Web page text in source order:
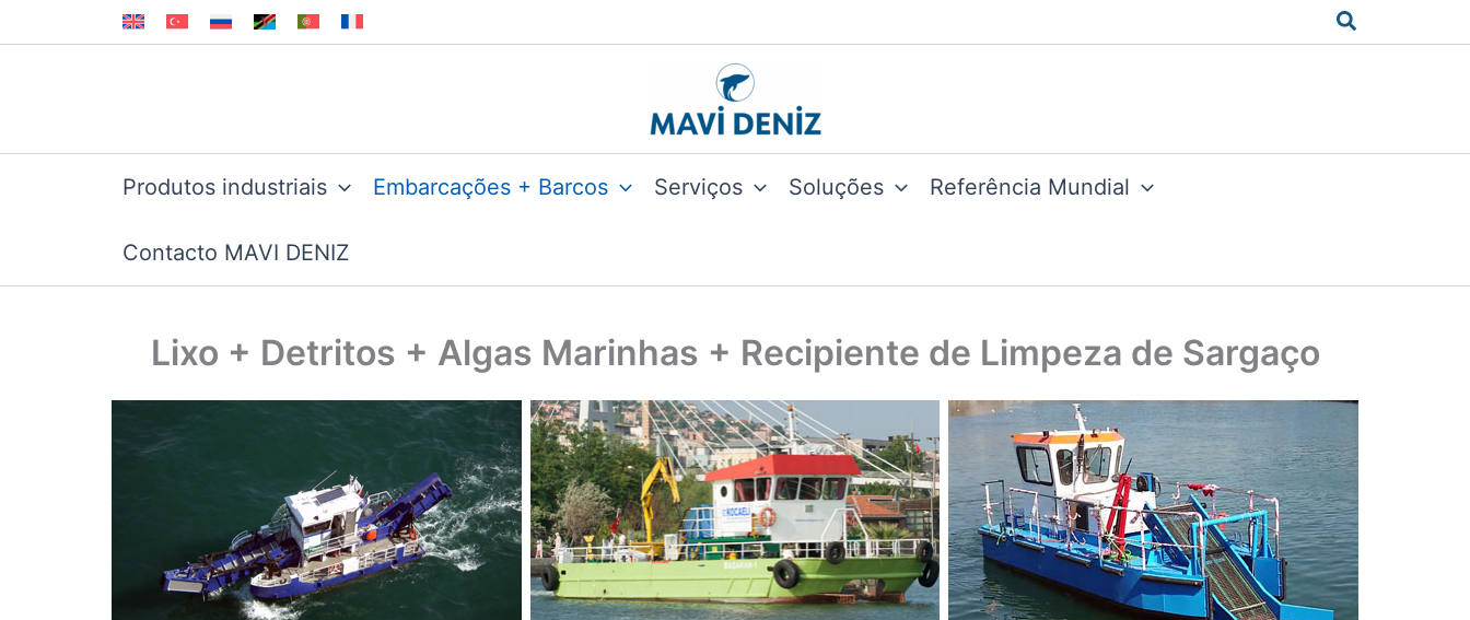
to
Search
Produtos industriais Embarcações + Barcos Serviços Soluções Referência Mundial
Contacto MAVI DENIZ
Lixo + Detritos + Algas Marinhas + Recipiente de Limpeza de Sargaço